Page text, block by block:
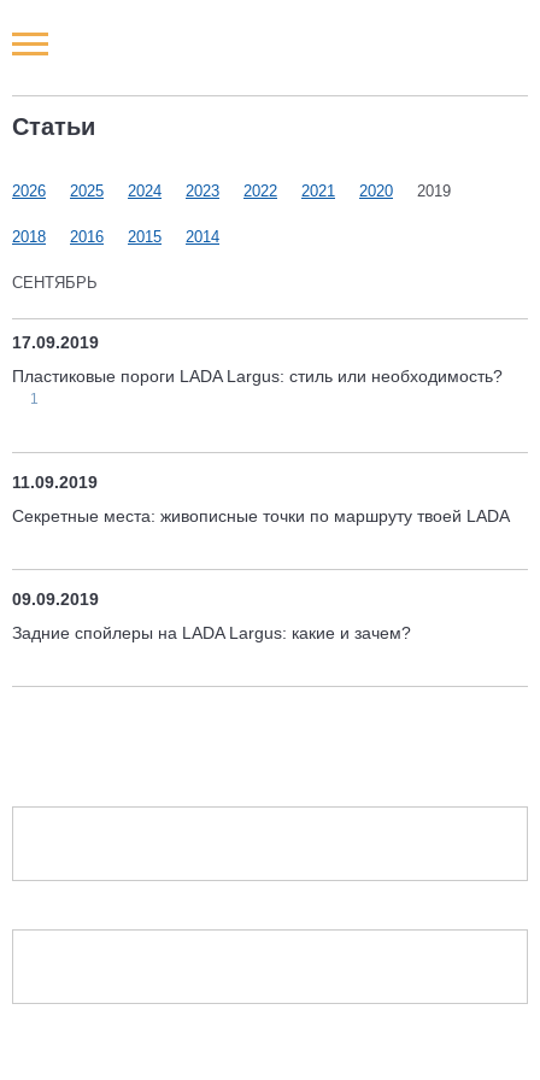
Статьи
2026 2025 2024 2023 2022 2021 2020 2019
2018 2016 2015 2014
СЕНТЯБРЬ
17.09.2019
Пластиковые пороги LADA Largus: стиль или необходимость?
1
11.09.2019
Секретные места: живописные точки по маршруту твоей LADA
09.09.2019
Задние спойлеры на LADA Largus: какие и зачем?
Новости РФ
Наши мероприятия
Статьи